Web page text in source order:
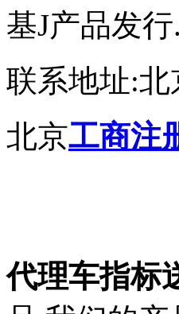
基J产品发
联系地址:北
北京工商注
代理车指标